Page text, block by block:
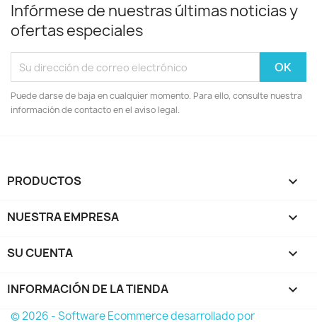
Infórmese de nuestras últimas noticias y
ofertas especiales
Puede darse de baja en cualquier momento. Para ello, consulte nuestra
información de contacto en el aviso legal.
PRODUCTOS 
NUESTRA EMPRESA 
SU CUENTA 
INFORMACIÓN DE LA TIENDA keyboard_arrow_down
© 2026 - Software Ecommerce desarrollado por